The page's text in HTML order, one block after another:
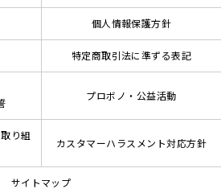
個人情報保護方針
特定商取引法に準ずる表記
プロボノ・公益活動
り組
カスタマーハラスメント対応方針
サイトマップ